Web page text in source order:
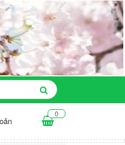
sản phẩm làm trắng da...
0